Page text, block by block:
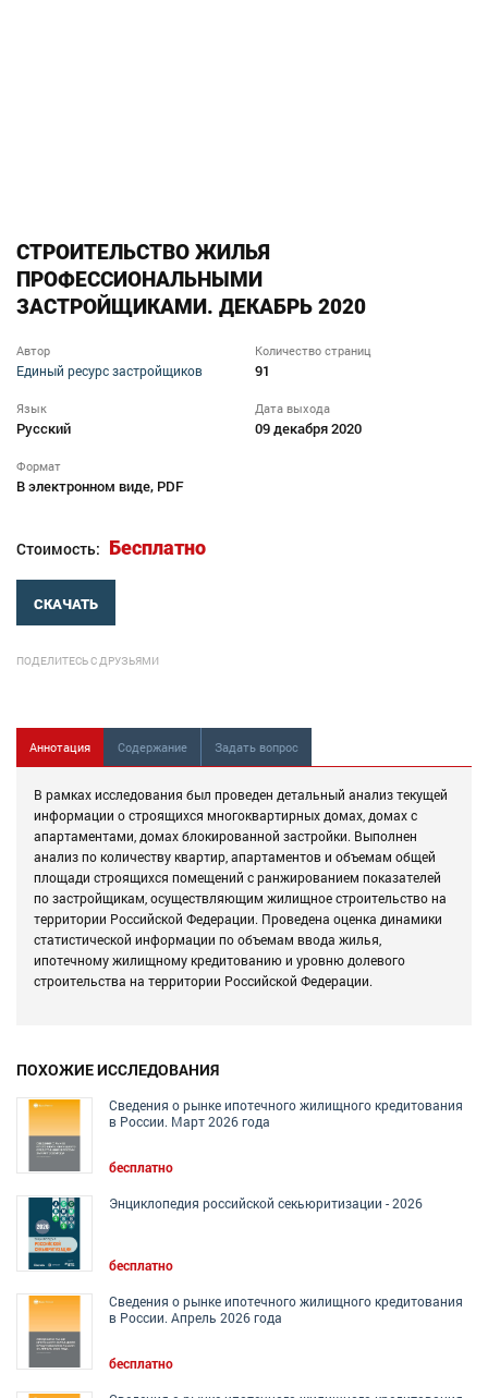
СТРОИТЕЛЬСТВО ЖИЛЬЯ
ПРОФЕССИОНАЛЬНЫМИ
ЗАСТРОЙЩИКАМИ. ДЕКАБРЬ 2020
Автор
Единый ресурс застройщиков
Количество страниц
91
Язык
Русский
Дата выхода
09 декабря 2020
Формат
В электронном виде, PDF
Стоимость: Бесплатно
СКАЧАТЬ
ПОДЕЛИТЕСЬ С ДРУЗЬЯМИ
Аннотация Содержание Задать вопрос
В рамках исследования был проведен детальный анализ текущей
информации о строящихся многоквартирных домах, домах с
апартаментами, домах блокированной застройки. Выполнен
анализ по количеству квартир, апартаментов и объемам общей
площади строящихся помещений с ранжированием показателей
по застройщикам, осуществляющим жилищное строительство на
территории Российской Федерации. Проведена оценка динамики
статистической информации по объемам ввода жилья,
ипотечному жилищному кредитованию и уровню долевого
строительства на территории Российской Федерации.
ПОХОЖИЕ ИССЛЕДОВАНИЯ
Сведения о рынке ипотечного жилищного кредитования
в России. Март 2026 года
бесплатно
Энциклопедия российской секьюритизации - 2026
бесплатно
Сведения о рынке ипотечного жилищного кредитования
в России. Апрель 2026 года
бесплатно